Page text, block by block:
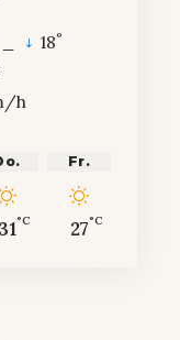
18°
h
31°C
Fr.
27°C